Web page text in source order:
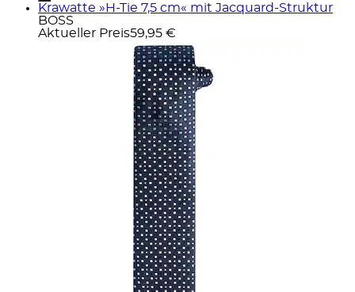
Krawatte »H-Tie 7,5 cm« mit Jacquard-Struktur
BOSS
Aktueller Preis59,95 €